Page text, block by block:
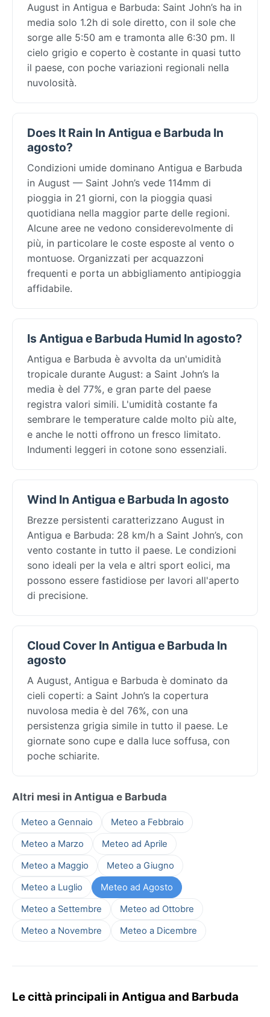
August in Antigua e Barbuda: Saint John’s ha in
media solo 1.2h di sole diretto, con il sole che
sorge alle 5:50 am e tramonta alle 6:30 pm. Il
cielo grigio e coperto è costante in quasi tutto
il paese, con poche variazioni regionali nella
nuvolosità.
Does It Rain In Antigua e Barbuda In
agosto?
Condizioni umide dominano Antigua e Barbuda
in August — Saint John’s vede 114mm di
pioggia in 21 giorni, con la pioggia quasi
quotidiana nella maggior parte delle regioni.
Alcune aree ne vedono considerevolmente di
più, in particolare le coste esposte al vento o
montuose. Organizzati per acquazzoni
frequenti e porta un abbigliamento antipioggia
affidabile.
Is Antigua e Barbuda Humid In agosto?
Antigua e Barbuda è avvolta da un'umidità
tropicale durante August: a Saint John’s la
media è del 77%, e gran parte del paese
registra valori simili. L'umidità costante fa
sembrare le temperature calde molto più alte,
e anche le notti offrono un fresco limitato.
Indumenti leggeri in cotone sono essenziali.
Wind In Antigua e Barbuda In agosto
Brezze persistenti caratterizzano August in
Antigua e Barbuda: 28 km/h a Saint John’s, con
vento costante in tutto il paese. Le condizioni
sono ideali per la vela e altri sport eolici, ma
possono essere fastidiose per lavori all'aperto
di precisione.
Cloud Cover In Antigua e Barbuda In
agosto
A August, Antigua e Barbuda è dominato da
cieli coperti: a Saint John’s la copertura
nuvolosa media è del 76%, con una
persistenza grigia simile in tutto il paese. Le
giornate sono cupe e dalla luce soffusa, con
poche schiarite.
Altri mesi in Antigua e Barbuda
Meteo a Gennaio
Meteo a Febbraio
Meteo a Marzo
Meteo ad Aprile
Meteo a Maggio
Meteo a Giugno
Meteo a Luglio
Meteo ad Agosto
Meteo a Settembre
Meteo ad Ottobre
Meteo a Novembre
Meteo a Dicembre
Le città principali in Antigua and Barbuda